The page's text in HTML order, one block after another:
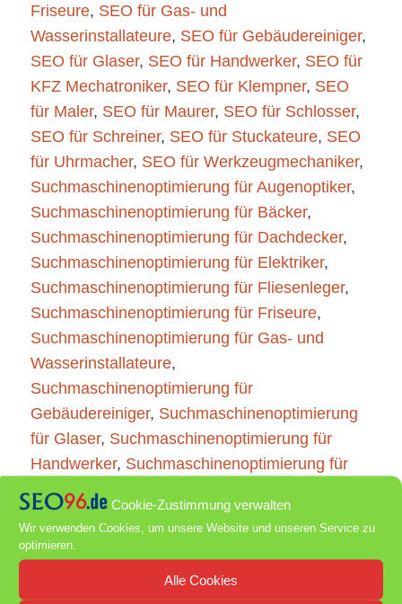
Cookie-Zustimmung verwalten
Wir verwenden Cookies, um unsere Website und unseren Service zu
optimieren.
Alle Cookies
Friseure, SEO für Gas- und
Wasserinstallateure, SEO für Gebäudereiniger,
SEO für Glaser, SEO für Handwerker, SEO für
KFZ Mechatroniker, SEO für Klempner, SEO
für Maler, SEO für Maurer, SEO für Schlosser,
SEO für Schreiner, SEO für Stuckateure, SEO
für Uhrmacher, SEO für Werkzeugmechaniker,
Suchmaschinenoptimierung für Augenoptiker,
Suchmaschinenoptimierung für Bäcker,
Suchmaschinenoptimierung für Dachdecker,
Suchmaschinenoptimierung für Elektriker,
Suchmaschinenoptimierung für Fliesenleger,
Suchmaschinenoptimierung für Friseure,
Suchmaschinenoptimierung für Gas- und
Wasserinstallateure,
Suchmaschinenoptimierung für
Gebäudereiniger, Suchmaschinenoptimierung
für Glaser, Suchmaschinenoptimierung für
Handwerker, Suchmaschinenoptimierung für
KFZ Mechatroniker
Suchmaschinenoptimierung für Klempner
Suchmaschinenoptimierung für Maler
Suchmaschinenoptimierung für Maurer,
Suchmaschinenoptimierung für Schlosser